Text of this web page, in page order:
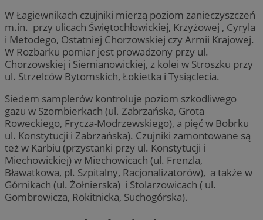
W Łagiewnikach czujniki mierzą poziom zanieczyszczeń
m.in. przy ulicach Świętochłowickiej, Krzyżowej , Cyryla
i Metodego, Ostatniej Chorzowskiej czy Armii Krajowej.
W Rozbarku pomiar jest prowadzony przy ul.
Chorzowskiej i Siemianowickiej, z kolei w Stroszku przy
ul. Strzelców Bytomskich, Łokietka i Tysiąclecia.
Siedem samplerów kontroluje poziom szkodliwego
gazu w Szombierkach (ul. Zabrzańska, Grota
Roweckiego, Frycza-Modrzewskiego), a pięć w Bobrku
ul. Konstytucji i Zabrzańska). Czujniki zamontowane są
też w Karbiu (przystanki przy ul. Konstytucji i
Miechowickiej) w Miechowicach (ul. Frenzla,
Bławatkowa, pl. Szpitalny, Racjonalizatorów), a także w
Górnikach (ul. Żołnierska) i Stolarzowicach ( ul.
Gombrowicza, Rokitnicka, Suchogórska).